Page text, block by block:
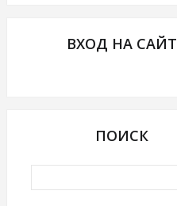
ВХОД НА САЙТ
ПОИСК